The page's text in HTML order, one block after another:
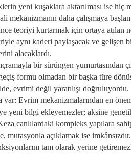
yeni kuşaklara aktarılması ise
mekanizmanın daha çalışmaya
teoriyi kurtarmak için ortaya atılan
aynı kaderi paylaşacak ve gelişen
alacaklardı.
bir sürüngen yumurtasından
formu olmadan bir başka türe
evrimi değil yaratılışı doğruluyordu.
var: Evrim mekanizmalarından en
yeni bilgi ekleyemezler; aksine
canlılardaki kompleks yapılara
mutasyonla açıklamak ise
tam olarak yerine